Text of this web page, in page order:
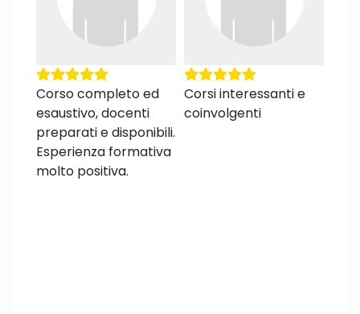
Corso completo ed
esaustivo, docenti
preparati e disponibili.
Esperienza formativa
molto positiva.
Corsi interessanti e
coinvolgenti